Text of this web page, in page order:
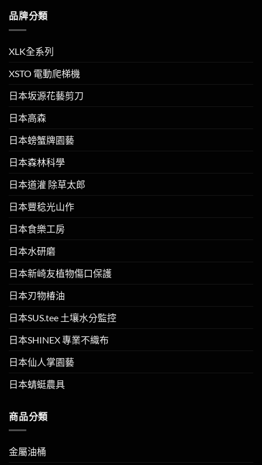
品牌分類
XLK全系列
XSTO 電動爬梯機
日本坂源花藝剪刀
日本高森
日本螃蟹牌園藝
日本森林科學
日本道灌 除草太郎
日本豐稔光山作
日本食樂工房
日本水研磨
日本新崎友植物傷口保護
日本刃物椿油
日本SUS.tee 土壤水分監控
日本SHINEX 專業不織布
日本仙人掌園藝
日本蜻蜓農具
商品分類
金屬油桶